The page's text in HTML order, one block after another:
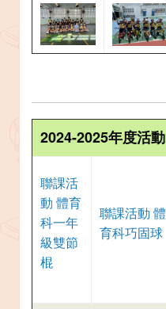
2024-2025年度活動
聯課活
動 體育
科一年
級雙節
棍
聯課活動 體
育科巧固球